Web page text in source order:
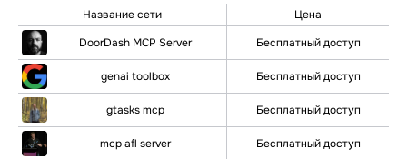
Название сети
Цена
DoorDash MCP Server
Бесплатный доступ
genai toolbox Бесплатный доступ
gtasks mcp Бесплатный доступ
mcp afl server Бесплатный доступ